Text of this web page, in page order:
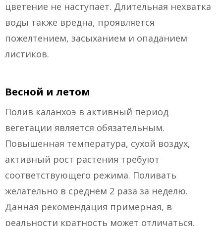
цветение не наступает. Длительная нехватка
воды также вредна, проявляется
пожелтением, засыханием и опаданием
листиков.
Весной и летом
Полив каланхоэ в активный период
вегетации является обязательным.
Повышенная температура, сухой воздух,
активный рост растения требуют
соответствующего режима. Поливать
желательно в среднем 2 раза за неделю.
Данная рекомендация примерная, в
реальности кратность может отличаться.